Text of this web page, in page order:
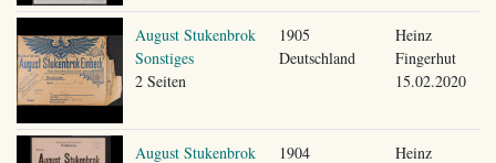
August Stukenbrok
Sonstiges
2 Seiten
1905
Deutschland
Heinz
Fingerhut
15.02.2020
August Stukenbrok
1904
Heinz